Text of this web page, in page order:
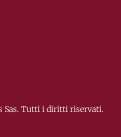
Tutti i diritti riservati.